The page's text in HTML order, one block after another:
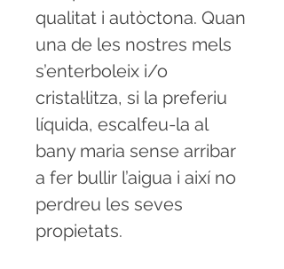
qualitat i autòctona. Quan
una de les nostres mels
s’enterboleix i/o
cristal·litza, si la preferiu
líquida, escalfeu-la al
bany maria sense arribar
a fer bullir l’aigua i així no
perdreu les seves
propietats.